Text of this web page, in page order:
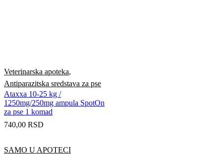
Veterinarska apoteka,
Antiparazitska sredstava za pse
Ataxxa 10-25 kg /
1250mg/250mg ampula SpotOn
za pse 1 komad
740,00 RSD
SAMO U APOTECI